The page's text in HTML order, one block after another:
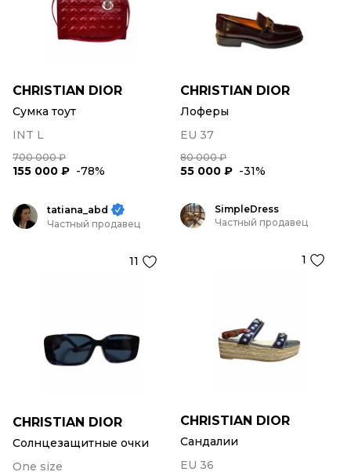
CHRISTIAN DIOR
Сумка тоут
INT L
700 000 ₽
155 000 ₽ -78%
CHRISTIAN DIOR
Лоферы
EU 37
80 000 ₽
55 000 ₽ -31%
tatiana_abd
Частный продавец
11
CHRISTIAN DIOR
Солнцезащитные очки
One size
SimpleDress
Частный продавец
1
CHRISTIAN DIOR
Сандалии
EU 36